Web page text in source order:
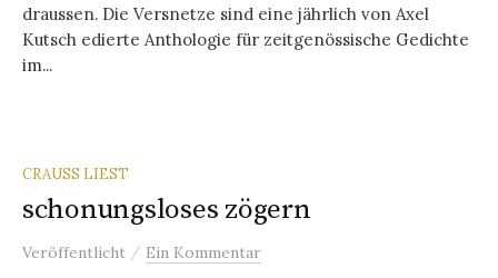
draussen. Die Versnetze sind eine jährlich von Axel
Kutsch edierte Anthologie für zeitgenössische Gedichte
im...
CRAUSS LIEST
schonungsloses zögern
Veröffentlicht / Ein Kommentar